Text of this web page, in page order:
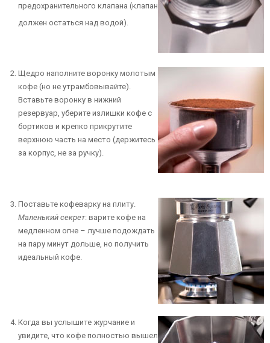
предохранительного клапана (клапан
должен остаться над водой).
Щедро наполните воронку молотым
кофе (но не утрамбовывайте).
Вставьте воронку в нижний
резервуар, уберите излишки кофе с
бортиков и крепко прикрутите
верхнюю часть на место (держитесь
за корпус, не за ручку).
Поставьте кофеварку на плиту.
Маленький секрет: варите кофе на
медленном огне – лучше подождать
на пару минут дольше, но получить
идеальный кофе.
Когда вы услышите журчание и
увидите, что кофе полностью вышел